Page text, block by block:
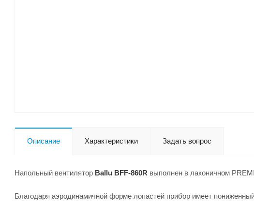
Описание Характеристики Задать вопрос
Напольный вентилятор Ballu BFF-860R выполнен в лаконичном
Благодаря аэродинамичной форме лопастей прибор имеет